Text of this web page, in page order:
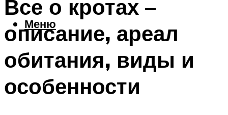
Меню
Все о кротах –
описание, ареал
обитания, виды и
особенности